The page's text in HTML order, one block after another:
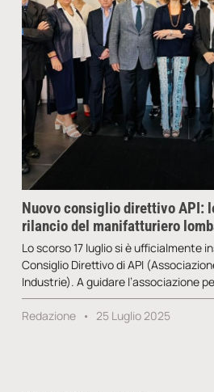
Nuovo consiglio direttivo API:
rilancio del manifatturiero
Lo scorso 17 luglio si è ufficialmente
Consiglio Direttivo di API
Industrie). A guidare l’associazione
Redazione 25 Luglio 2025